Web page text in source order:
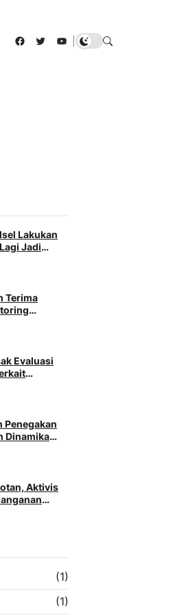
Facebook
TwitterYouTube
Lakukan
Jadi
Terima
Pokjawas
Evaluasi
Truk Berat &
Penegakan
Dinamika
Hukum,
Aktivis
Obat Daftar
(1)
(1)